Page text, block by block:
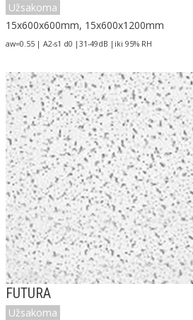
Užsakoma
15x600x600mm, 15x600x1200mm
aw=0.55 | A2-s1 d0 |31-49dB |iki 95% RH
FUTURA
Užsakoma